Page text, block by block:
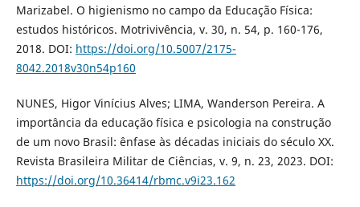
Marizabel. O higienismo no campo da Educação Física:
estudos históricos. Motrivivência, v. 30, n. 54, p. 160-176,
2018. DOI: https://doi.org/10.5007/2175-
8042.2018v30n54p160
NUNES, Higor Vinícius Alves; LIMA, Wanderson Pereira. A
importância da educação física e psicologia na construção
de um novo Brasil: ênfase às décadas iniciais do século XX.
Revista Brasileira Militar de Ciências, v. 9, n. 23, 2023. DOI:
https://doi.org/10.36414/rbmc.v9i23.162